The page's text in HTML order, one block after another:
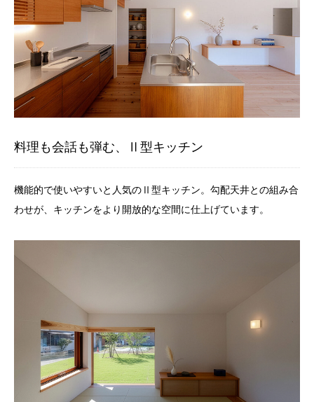
料理も会話も弾む、Ⅱ型キッチン
機能的で使いやすいと人気のⅡ型キッチン。 勾配天井との組み合
わせが、キッチンをより開放的な空間に仕上げています。